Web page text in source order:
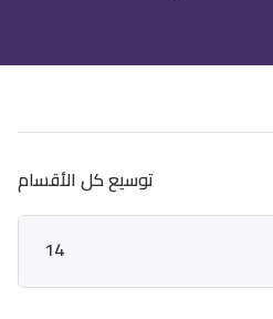
توسيع كل الأقسام
14